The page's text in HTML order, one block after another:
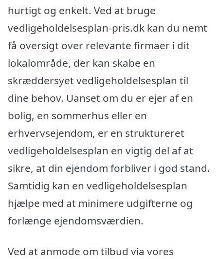
hurtigt og enkelt. Ved at bruge
vedligeholdelsesplan-pris.dk kan du nemt
få oversigt over relevante firmaer i dit
lokalområde, der kan skabe en
skræddersyet vedligeholdelsesplan til
dine behov. Uanset om du er ejer af en
bolig, en sommerhus eller en
erhvervsejendom, er en struktureret
vedligeholdelsesplan en vigtig del af at
sikre, at din ejendom forbliver i god stand.
Samtidig kan en vedligeholdelsesplan
hjælpe med at minimere udgifterne og
forlænge ejendomsværdien.
Ved at anmode om tilbud via vores